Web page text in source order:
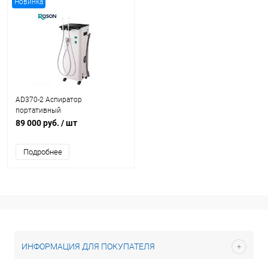
Новинка
AD370-2 Аспиратор
портативный
стоматологический на 1
89 000 руб. / шт
Подробнее
ИНФОРМАЦИЯ ДЛЯ ПОКУПАТЕЛЯ